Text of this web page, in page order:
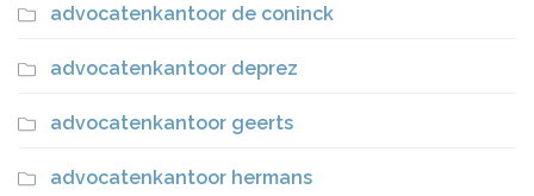
advocatenkantoor de coninck
advocatenkantoor deprez
advocatenkantoor geerts
advocatenkantoor hermans